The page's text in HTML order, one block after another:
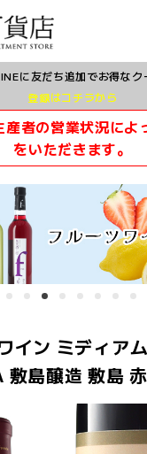
に友だち追加でお得なク
登録はコチラから
者の営業状況によ
をいただきます。
イン ミディア
敷島醸造 敷島